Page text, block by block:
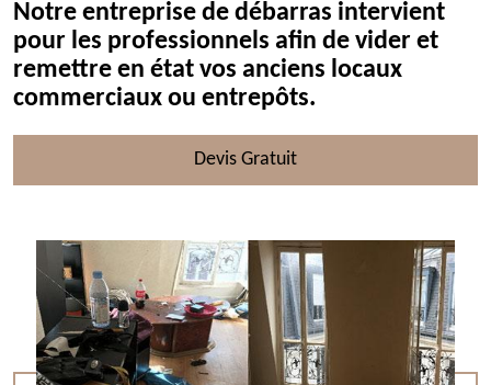
Notre entreprise de débarras intervient
pour les professionnels afin de vider et
remettre en état vos anciens locaux
commerciaux ou entrepôts.
Devis Gratuit